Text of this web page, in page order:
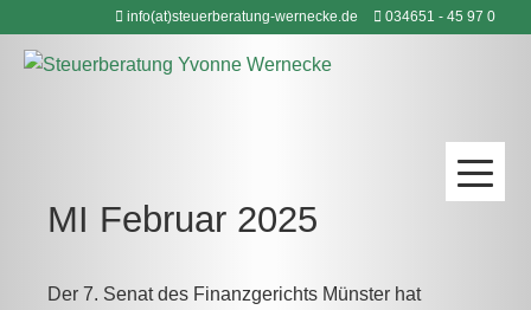
springen
info(at)steuerberatung-wernecke.de 034651 - 45 97 0
MI Februar 2025
Der 7. Senat des Finanzgerichts Münster hat